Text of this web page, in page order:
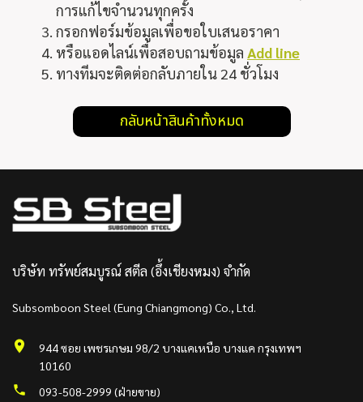
การแก้ไขจำนวนทุกครั้ง
กรอกฟอร์มข้อมูลเพื่อขอใบเสนอราคา
หรือแอดไลน์เพื่อสอบถามข้อมูล Add line
ทางทีมจะติดต่อกลับภายใน 24 ชั่วโมง
กลับหน้าสินค้าทั้งหมด
บริษัท ทรัพย์สมบูรณ์ สตีล (อึ้งเชียงหมง) จำกัด
Subsomboon Steel (Eung Chiangmong) Co., Ltd.
944 ซอย เพชรเกษม 98/2 บางแคเหนือ บางแค กรุงเทพฯ
10160
093-508-2999 (ฝ่ายขาย)